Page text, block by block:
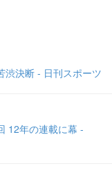
渋決断 - 日刊スポーツ
12年の連載に幕 -